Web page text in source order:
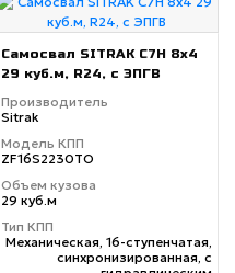
Самосвал SITRAK C7H 8x4
29 куб.м, R24, с ЭПГВ
Производитель
Sitrak
Модель КПП
ZF16S2230TO
Объем кузова
29 куб.м
Тип КПП
Механическая, 16-ступенчатая,
синхронизированная, с